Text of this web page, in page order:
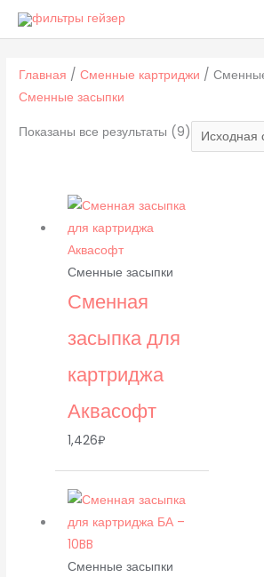
Перейти
Главная /Сменные картриджи /
Сменные засыпки
Показаны все результаты (9)
Сменные засыпки
Сменная
засыпка для
картриджа
Аквасофт
1,426₽
Сменные засыпки